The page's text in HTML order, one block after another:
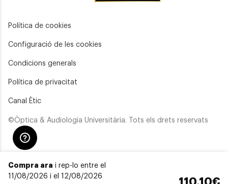
Compra ara i rep-lo entre el
11/08/2026 i el 12/08/2026
Política de cookies
Configuració de les cookies
Condicions generals
Política de privacitat
Canal Ètic
©Òptica & Audiologia Universitària. Tots els drets reservats